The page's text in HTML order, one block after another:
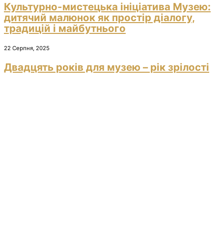
Культурно-мистецька ініціатива Музею:
дитячий малюнок як простір діалогу,
традицій і майбутнього
22 Серпня, 2025
Двадцять років для музею – рік зрілості